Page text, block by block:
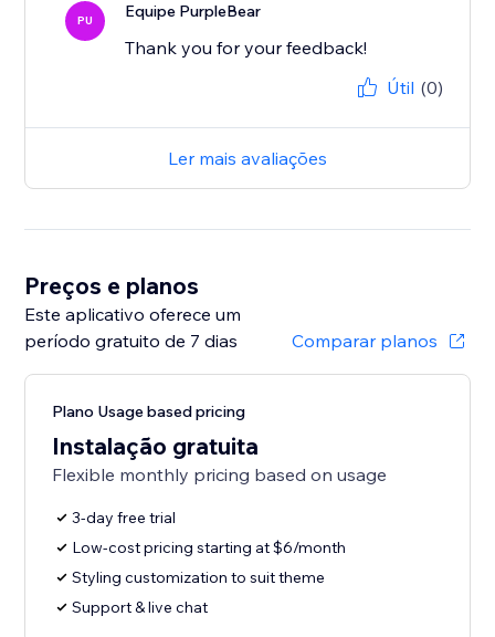
PU Equipe PurpleBear
Thank you for your feedback!
Útil (0)
Ler mais avaliações
Preços e planos
Este aplicativo oferece um
período gratuito de 7 dias
Comparar planos
Plano Usage based pricing
Instalação gratuita
Flexible monthly pricing based on usage
3-day free trial
Low-cost pricing starting at $6/month
Styling customization to suit theme
Support & live chat